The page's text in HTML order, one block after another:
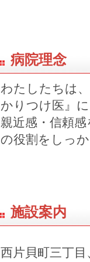
病院理念
わたしたちは
かりつけ医』
親近感・信頼
の役割をしっ
施設案内
西片貝町三丁